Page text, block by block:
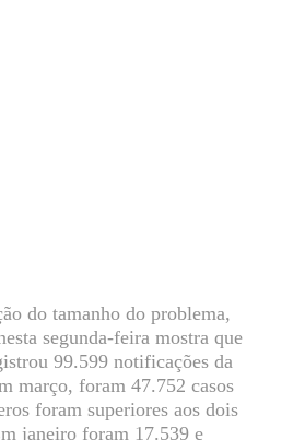
do tamanho do problema,
segunda-feira mostra que
99.599 notificações da
março, foram 47.752 casos
foram superiores aos dois
janeiro foram 17.539 e